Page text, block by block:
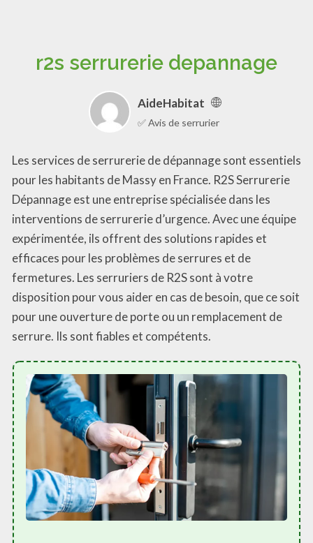
r2s serrurerie depannage
AideHabitat
✅ Avis de serrurier
Les services de serrurerie de dépannage sont essentiels
pour les habitants de Massy en France. R2S Serrurerie
Dépannage est une entreprise spécialisée dans les
interventions de serrurerie d’urgence. Avec une équipe
expérimentée, ils offrent des solutions rapides et
efficaces pour les problèmes de serrures et de
fermetures. Les serruriers de R2S sont à votre
disposition pour vous aider en cas de besoin, que ce soit
pour une ouverture de porte ou un remplacement de
serrure. Ils sont fiables et compétents.